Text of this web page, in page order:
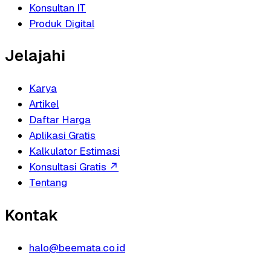
Konsultan IT
Produk Digital
Jelajahi
Karya
Artikel
Daftar Harga
Aplikasi Gratis
Kalkulator Estimasi
Konsultasi Gratis ↗
Tentang
Kontak
halo@beemata.co.id